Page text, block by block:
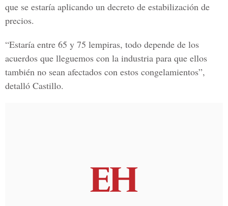
que se estaría aplicando un decreto de estabilización de
precios.
“Estaría entre 65 y 75 lempiras, todo depende de los
acuerdos que lleguemos con la industria para que ellos
también no sean afectados con estos congelamientos”,
detalló Castillo.